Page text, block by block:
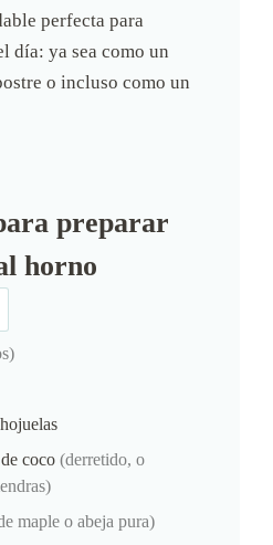
perfecta para
día: ya sea como un
o incluso como un
preparar
horno
coco (derretido, o
maple o abeja pura)